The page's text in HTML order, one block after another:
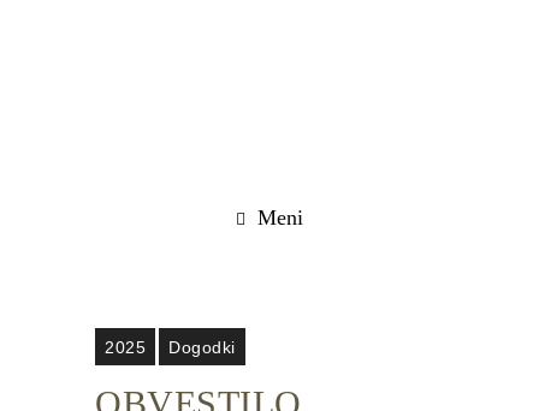
Meni
2025 Dogodki